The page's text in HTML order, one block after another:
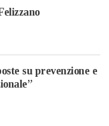
su prevenzione e